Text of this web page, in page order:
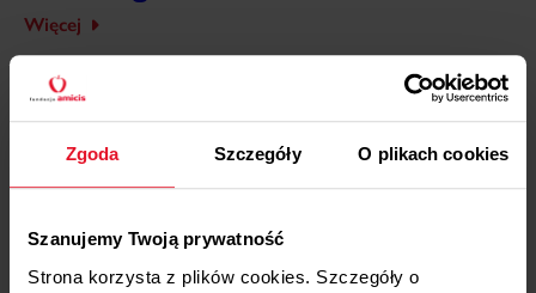
Zgoda Szczegóły O plikach cookies
Szanujemy Twoją prywatność
Strona korzysta z plików cookies. Szczegóły o
Więcej
18 CZERWCA, 2026
Wojewódzki Szpital
Specjalistyczny w Legnicy